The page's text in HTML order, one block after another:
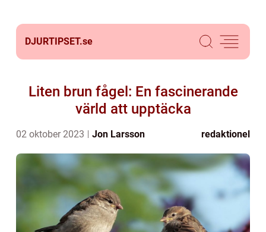
DJURTIPSET.se
Liten brun fågel: En fascinerande
värld att upptäcka
02 oktober 2023 Jon Larsson redaktionel